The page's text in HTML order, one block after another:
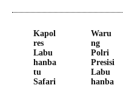
Kapol
res
Labu
hanba
tu
Safari
Waru
ng
Polri
Presisi
Labu
hanba